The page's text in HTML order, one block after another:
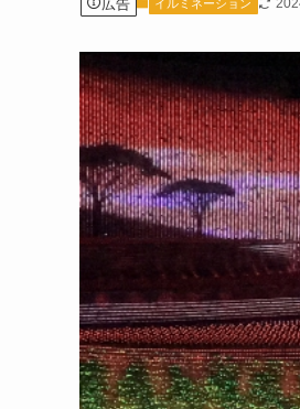
広告 イルミネーション